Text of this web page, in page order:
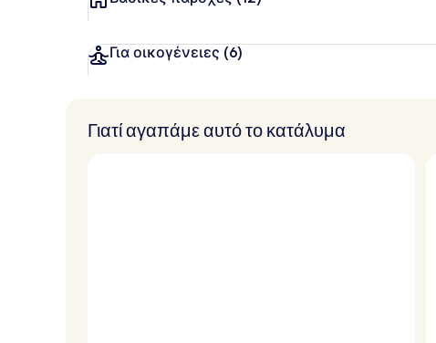
Για οικογένειες (6)
Γιατί αγαπάμε αυτό το κατάλυμα